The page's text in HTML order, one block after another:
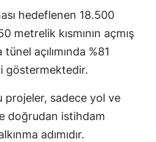
hedeflenen 18.500
metrelik kısmının açmış
açılımında %81
göstermektedir.
projeler, sadece yol ve
doğrudan istihdam
adımıdır.